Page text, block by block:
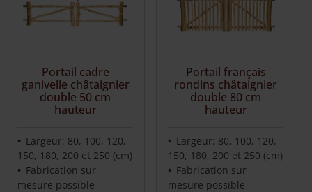
variations.
Les
choisies
sur
du
produit
Portail cadre
ganivelle châtaignier
double 50 cm
hauteur
Largeur: 80, 100, 120,
150, 180, 200 et 250 (cm)
Fabrication sur
mesure possible
Portail français
rondins châtaignier
double 80 cm
hauteur
Largeur: 80, 100, 120,
150, 180, 200 et 250 (cm)
Fabrication sur
mesure possible